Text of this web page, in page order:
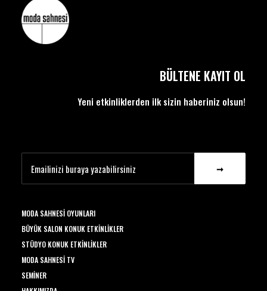
BÜLTENE KAYIT OL
Yeni etkinliklerden ilk sizin haberiniz olsun!
MODA SAHNESI OYUNLARI
BÜYÜK SALON KONUK ETKINLIKLER
STÜDYO KONUK ETKINLIKLER
MODA SAHNESI TV
SEMINER